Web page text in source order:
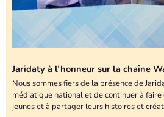
Jaridaty à l’honneur sur la chaîne
Nous sommes fiers de la présence de
médiatique national et de continuer à
jeunes et à partager leurs histoires et